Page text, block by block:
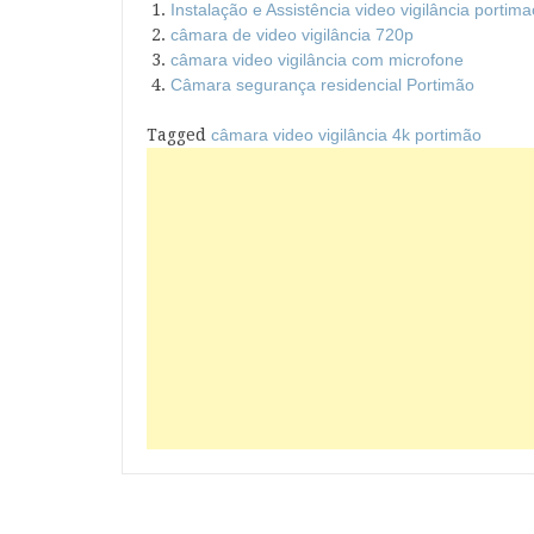
Instalação e Assistência video vigilância
câmara de video vigilância 720p
câmara video vigilância com microfone
Câmara segurança residencial Portimão
Tagged câmara video vigilância 4k portimão